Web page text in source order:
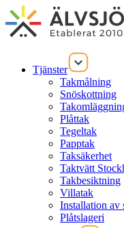
Tjänster
Takmålning
Snöskottning
Plåttak
Tegeltak
Papptak
Taksäkerhet
Taktvätt
Takbesiktning
Villatak
Installation av
Plåtslageri